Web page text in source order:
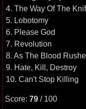
4. The Way Of The
5. Lobotomy
6. Please God
7. Revolution
8. As The Blood
9. Hate, Kill, Destroy
10. Can't Stop Killing
Score: 79 / 100